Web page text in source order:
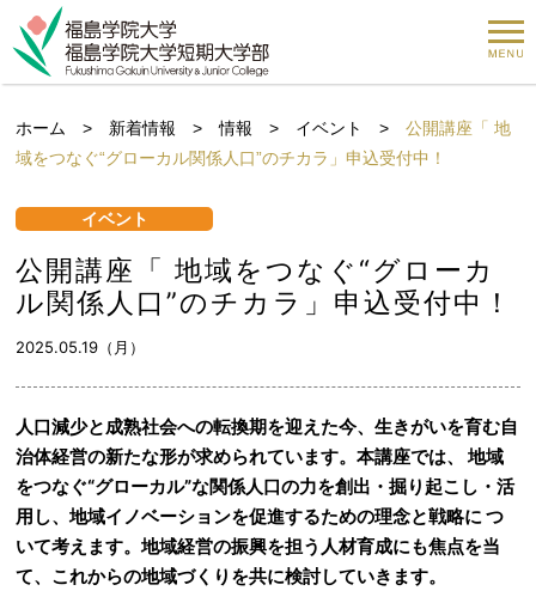
ホーム > 新着情報 >情報 > イベント >公開講座「 地
域をつなぐ“グローカル関係人口”のチカラ」申込受付中！
イベント
公開講座「 地域をつなぐ“グローカ
ル関係人口”のチカラ」申込受付中！
2025.05.19（月）
人口減少と成熟社会への転換期を迎えた今、生きがいを育む自
治体経営の新たな形が求められています。本講座では、 地域
をつなぐ“グローカル”な関係人口の力を創出・掘り起こし・活
用し、地域イノベーションを促進するための理念と戦略に つ
いて考えます。地域経営の振興を担う人材育成にも焦点を当
て、これからの地域づくりを共に検討していきます。